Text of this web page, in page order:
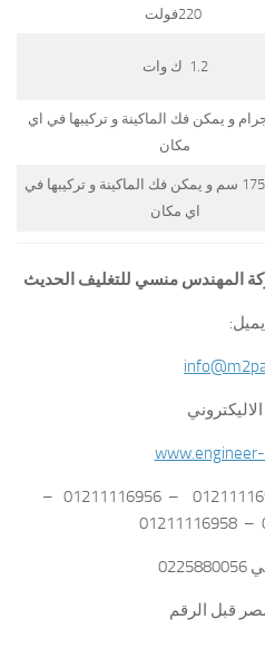
1.2 ك وات
جرام و يمكن فك الماكينة و تركيبها في اي
مكان
70 × 97 × 175 سم و يمكن فك الماكينة و تركيبها في
اي مكان
شركة المهندس منسي للتغليف الحديث
موبايل: 01211116954 – 01211116955 – 01211116956 –